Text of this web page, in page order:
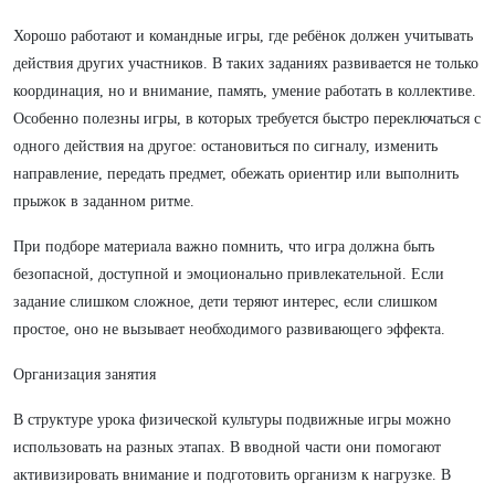
Хорошо работают и командные игры, где ребёнок должен учитывать
действия других участников. В таких заданиях развивается не только
координация, но и внимание, память, умение работать в коллективе.
Особенно полезны игры, в которых требуется быстро переключаться с
одного действия на другое: остановиться по сигналу, изменить
направление, передать предмет, обежать ориентир или выполнить
прыжок в заданном ритме.
При подборе материала важно помнить, что игра должна быть
безопасной, доступной и эмоционально привлекательной. Если
задание слишком сложное, дети теряют интерес, если слишком
простое, оно не вызывает необходимого развивающего эффекта.
Организация занятия
В структуре урока физической культуры подвижные игры можно
использовать на разных этапах. В вводной части они помогают
активизировать внимание и подготовить организм к нагрузке. В